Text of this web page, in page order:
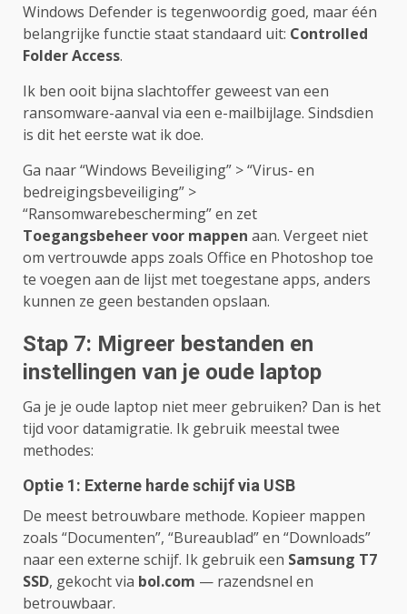
Windows Defender is tegenwoordig goed, maar één
belangrijke functie staat standaard uit: Controlled
Folder Access.
Ik ben ooit bijna slachtoffer geweest van een
ransomware-aanval via een e-mailbijlage. Sindsdien
is dit het eerste wat ik doe.
Ga naar “Windows Beveiliging” > “Virus- en
bedreigingsbeveiliging” >
“Ransomwarebescherming” en zet
Toegangsbeheer voor mappen aan. Vergeet niet
om vertrouwde apps zoals Office en Photoshop toe
te voegen aan de lijst met toegestane apps, anders
kunnen ze geen bestanden opslaan.
Stap 7: Migreer bestanden en
instellingen van je oude laptop
Ga je je oude laptop niet meer gebruiken? Dan is het
tijd voor datamigratie. Ik gebruik meestal twee
methodes:
Optie 1: Externe harde schijf via USB
De meest betrouwbare methode. Kopieer mappen
zoals “Documenten”, “Bureaublad” en “Downloads”
naar een externe schijf. Ik gebruik een Samsung T7
SSD, gekocht via bol.com — razendsnel en
betrouwbaar.